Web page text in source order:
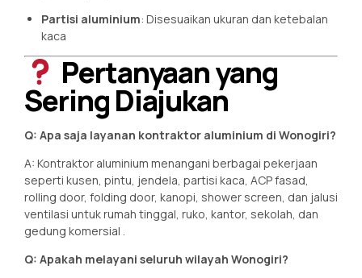
Partisi aluminium: Disesuaikan ukuran dan ketebalan
kaca
Pertanyaan yang
Sering Diajukan
Q: Apa saja layanan kontraktor aluminium di Wonogiri?
A: Kontraktor aluminium menangani berbagai pekerjaan
seperti kusen, pintu, jendela, partisi kaca, ACP fasad,
rolling door, folding door, kanopi, shower screen, dan jalusi
ventilasi untuk rumah tinggal, ruko, kantor, sekolah, dan
gedung komersial .
Q: Apakah melayani seluruh wilayah Wonogiri?